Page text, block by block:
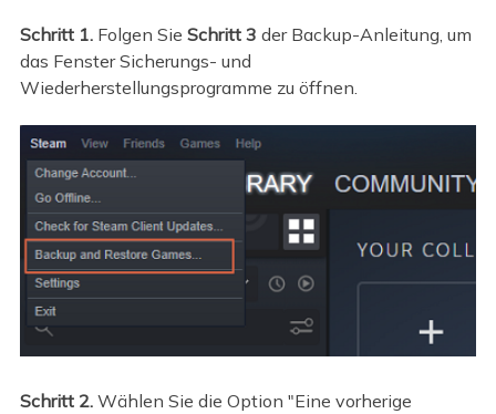
Schritt 1.Folgen Sie Schritt 3 der Backup-Anleitung, um
das Fenster Sicherungs- und
Wiederherstellungsprogramme zu öffnen.
Schritt 2. Wählen Sie die Option "Eine vorherige